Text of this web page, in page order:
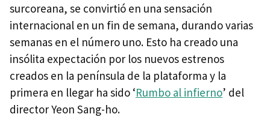
surcoreana, se convirtió en una sensación
internacional en un fin de semana, durando varias
semanas en el número uno. Esto ha creado una
insólita expectación por los nuevos estrenos
creados en la península de la plataforma y la
primera en llegar ha sido ‘Rumbo al infierno’ del
director Yeon Sang-ho.